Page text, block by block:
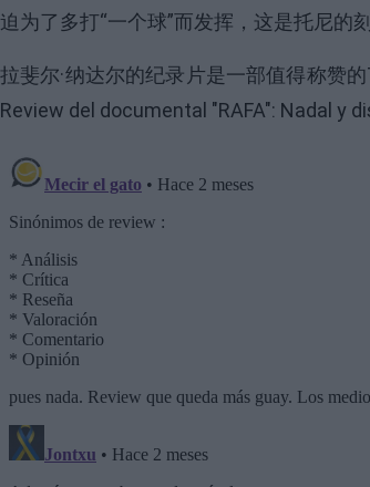
迫为了多打“一个球”而发挥，这是托尼的
拉斐尔·纳达尔的纪录片是一部值得称赞的
Review del documental "RAFA": Nadal y